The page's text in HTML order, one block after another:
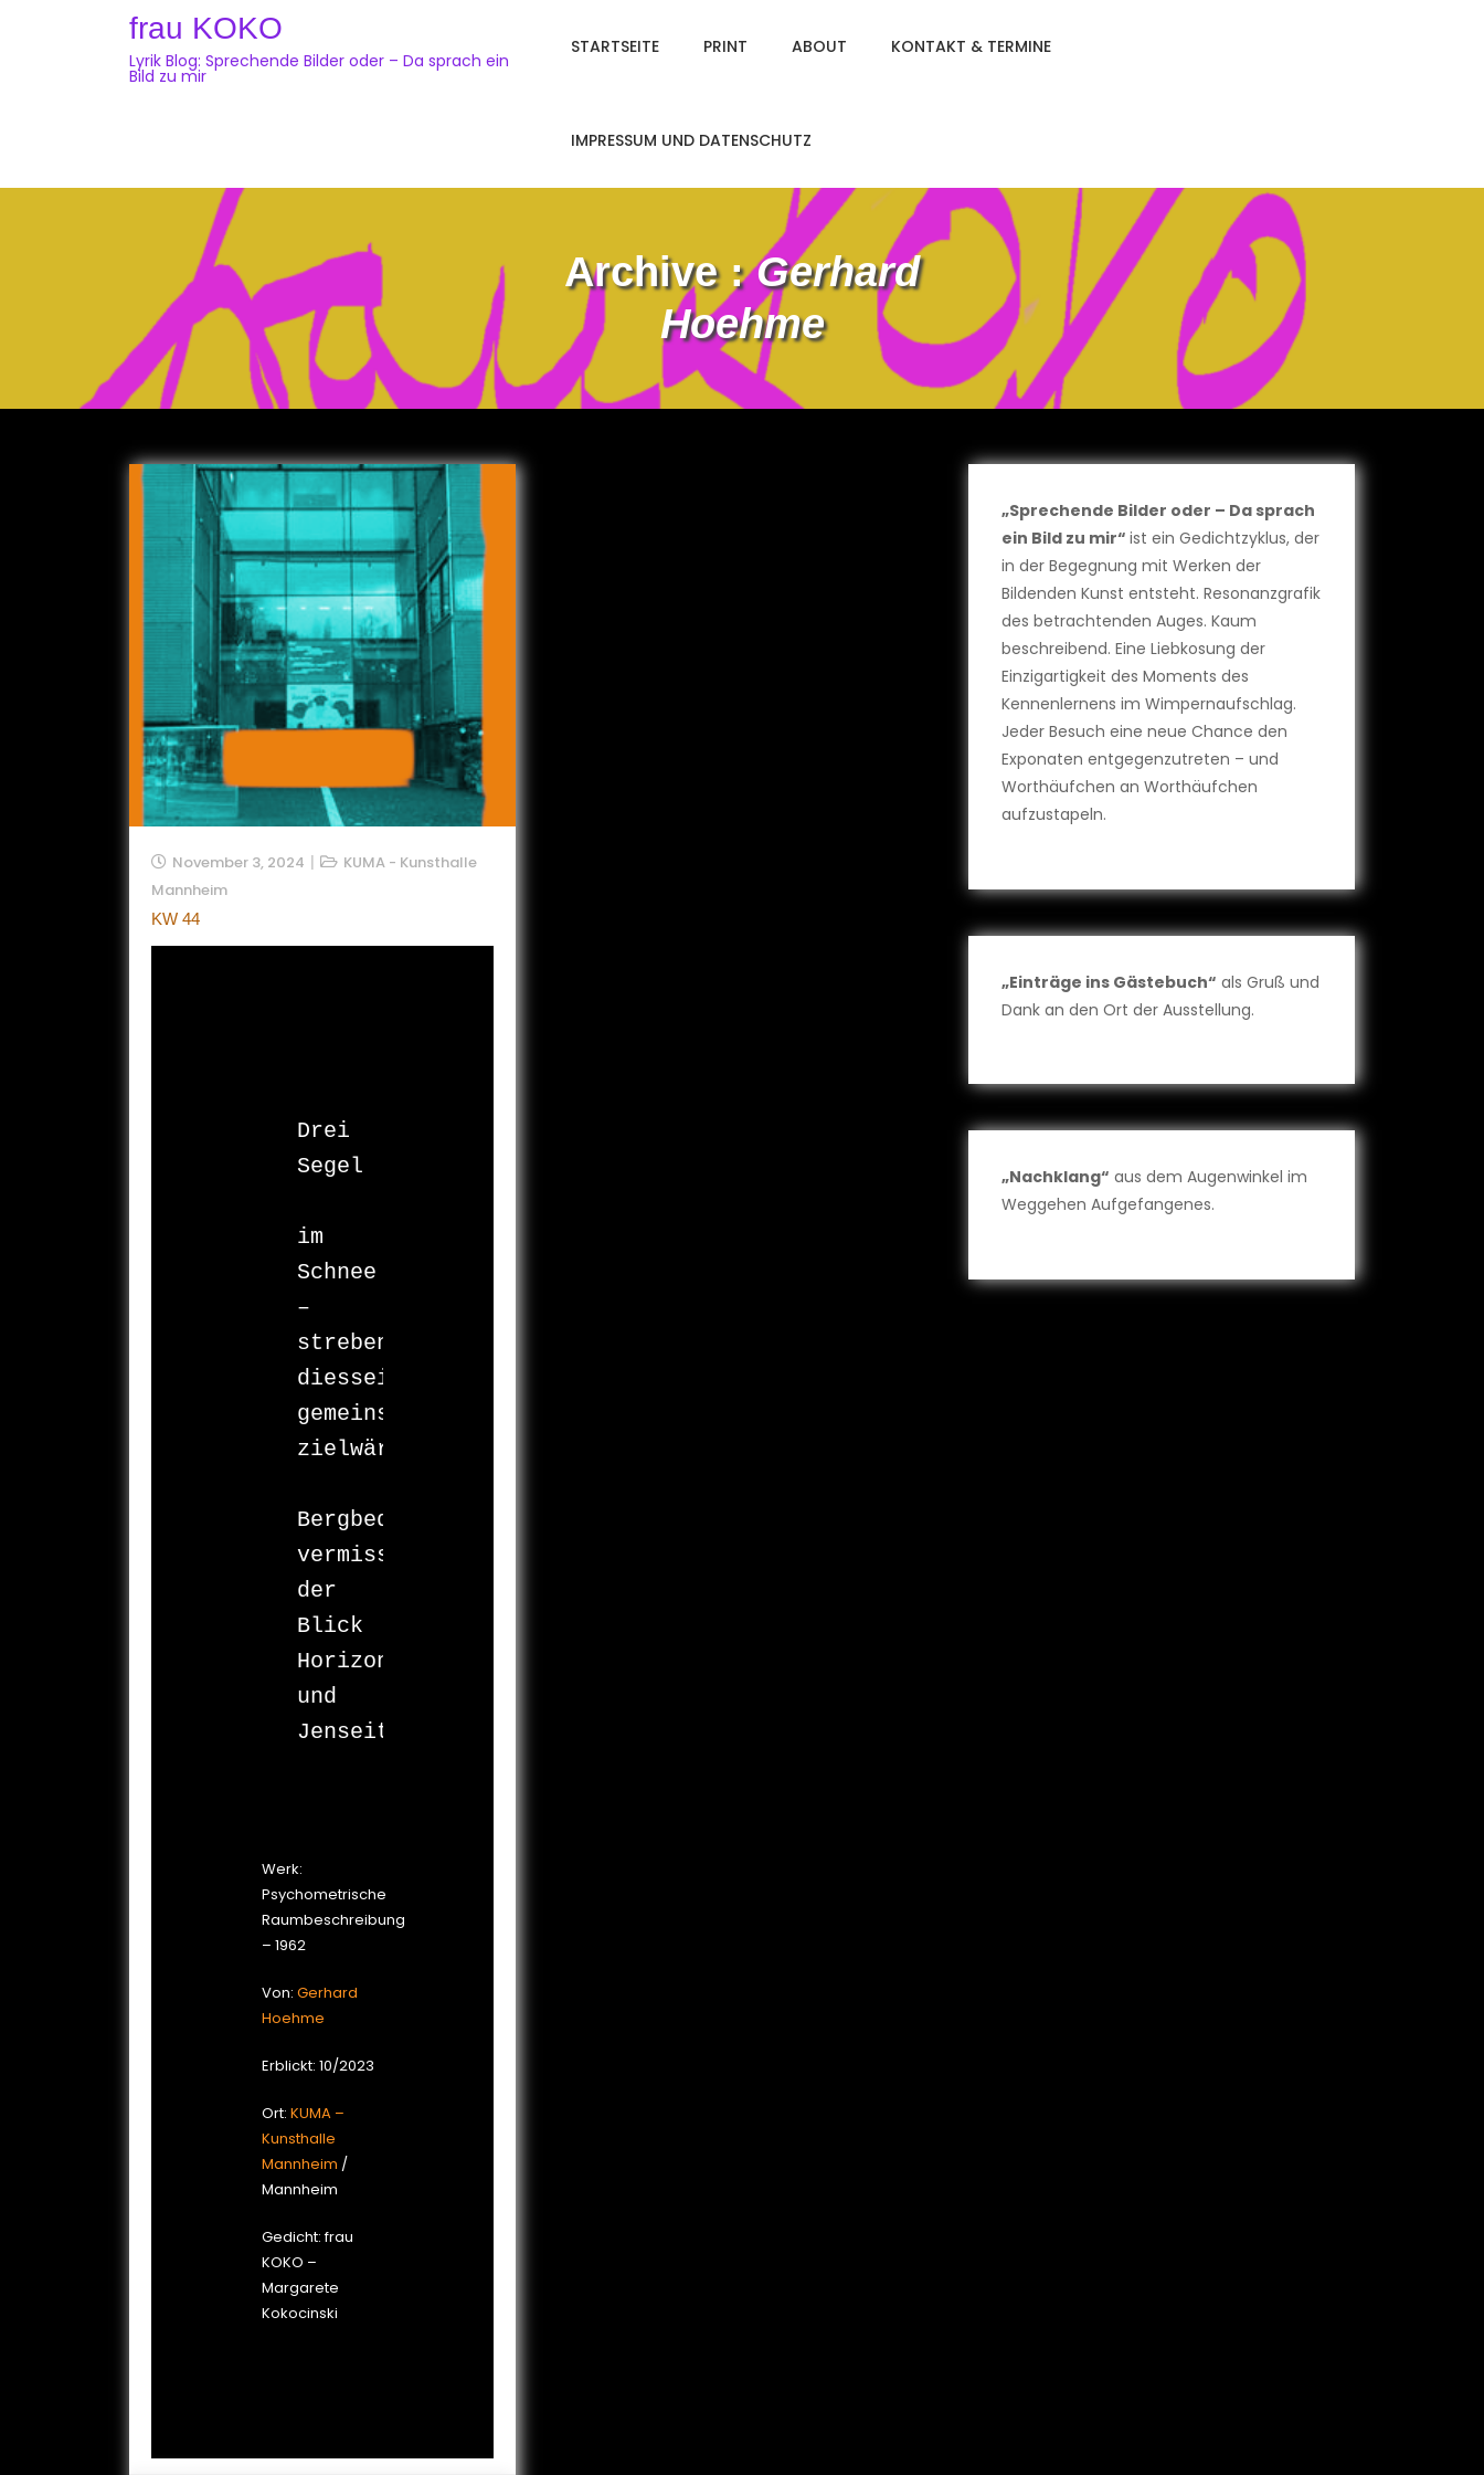
frau KOKO
Lyrik Blog: Sprechende Bilder oder – Da sprach ein
Bild zu mir
STARTSEITE PRINT ABOUT KONTAKT & TERMINE
IMPRESSUM UND DATENSCHUTZ
Archive :Gerhard
Hoehme
November 3, 2024
KUMA - Kunsthalle
Mannheim
KW 44
Drei
Segel
im
Schnee
–
streben
diesseits
gemeinsam
zielwärts.
Bergbedrängt
vermisst
der
Blick
Horizont
und
Jenseits.
Werk:
Psychometrische
Raumbeschreibung
– 1962
Von: Gerhard
Hoehme
Erblickt: 10/2023
Ort: KUMA –
Kunsthalle
Mannheim /
Mannheim
Gedicht: frau
KOKO –
Margarete
Kokocinski
„Sprechende Bilder oder – Da sprach
ein Bild zu mir“ ist ein Gedichtzyklus, der
in der Begegnung mit Werken der
Bildenden Kunst entsteht. Resonanzgrafik
des betrachtenden Auges. Kaum
beschreibend. Eine Liebkosung der
Einzigartigkeit des Moments des
Kennenlernens im Wimpernaufschlag.
Jeder Besuch eine neue Chance den
Exponaten entgegenzutreten – und
Worthäufchen an Worthäufchen
aufzustapeln.
„Einträge ins Gästebuch“ als Gruß und
Dank an den Ort der Ausstellung.
„Nachklang“ aus dem Augenwinkel im
Weggehen Aufgefangenes.